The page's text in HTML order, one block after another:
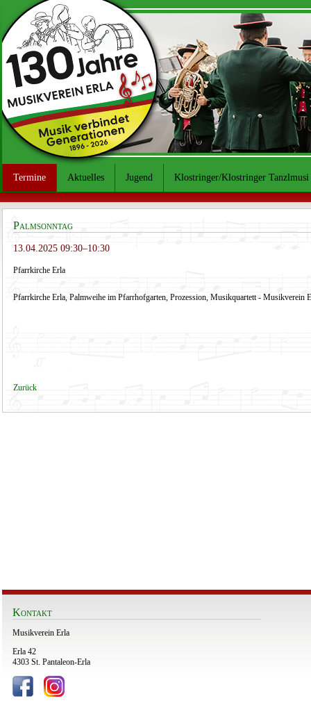
Termine Aktuelles Jugend Klostringer/Klostringer Tanzlmusi
Palmsonntag
13.04.2025 09:30–10:30
Pfarrkirche Erla
Pfarrkirche Erla, Palmweihe im Pfarrhofgarten, Prozession, Musikquartett - Musikverein
Zurück
Kontakt
Musikverein Erla
Erla 42
4303 St. Pantaleon-Erla